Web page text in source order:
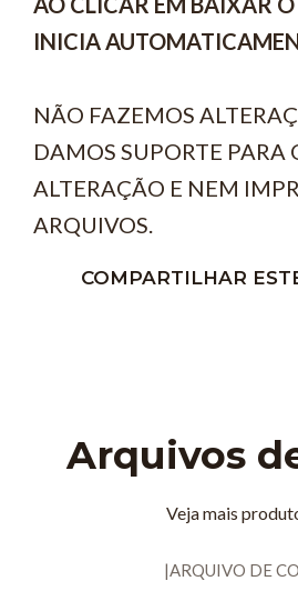
INICIA
NÃO FAZEMOS
DAMOS SUPORTE PARA
ALTERAÇÃO E NEM
ARQUIVOS.
COMPARTILHAR
Arquivos
Veja mais
|ARQUIVO DE